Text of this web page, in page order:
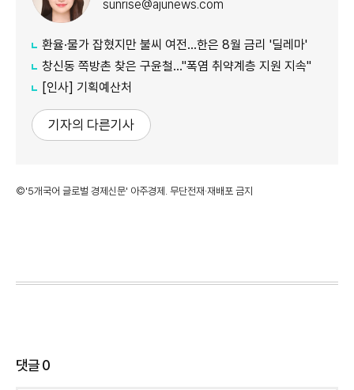
sunrise@ajunews.com
환율·물가 잡혔지만 불씨 여전...한은 8월 금리 '딜레마'
창신동 쪽방촌 찾은 구윤철…"폭염 취약계층 지원 지속"
[인사] 기획예산처
기자의 다른기사
©'5개국어 글로벌 경제신문' 아주경제. 무단전재·재배포 금지
댓글0